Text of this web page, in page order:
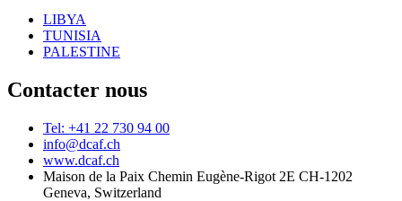
LIBYA
TUNISIA
PALESTINE
Contacter nous
Tel: +41 22 730 94 00
info@dcaf.ch
www.dcaf.ch
Maison de la Paix Chemin Eugène-Rigot 2E CH-1202
Geneva, Switzerland